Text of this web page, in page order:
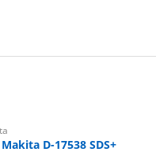
D-17538 SDS+